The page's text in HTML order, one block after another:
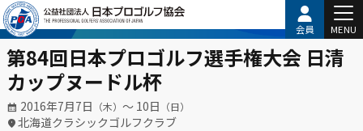
会員 MENU
第84回日本プロゴルフ選手権大会 日清
カップヌードル杯
2016年7月7日 （木） 〜 10日 （日）
北海道クラシックゴルフクラブ